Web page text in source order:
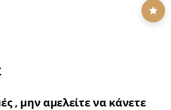
, μην αμελείτε να κάνετε